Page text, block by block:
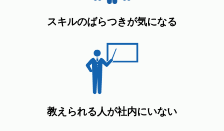
スキルのばらつきが気になる
教えられる人が社内にいない